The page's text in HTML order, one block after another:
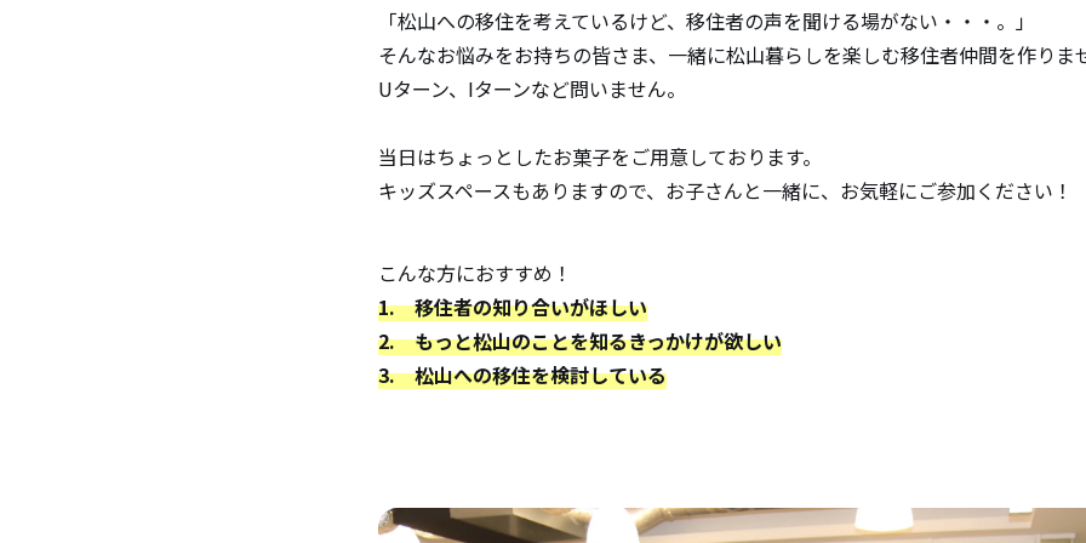
「松山への移住を考えているけど、移住者の声を聞ける場がない・・・。」
そんなお悩みをお持ちの皆さま、一緒に松山暮らしを楽しむ移住者仲間を作りま
Uターン、Iターンなど問いません。
当日はちょっとしたお菓子をご用意しております。
キッズスペースもありますので、お子さんと一緒に、お気軽にご参加ください！
こんな方におすすめ！
1. 移住者の知り合いがほしい
2. もっと松山のことを知るきっかけが欲しい
3. 松山への移住を検討している